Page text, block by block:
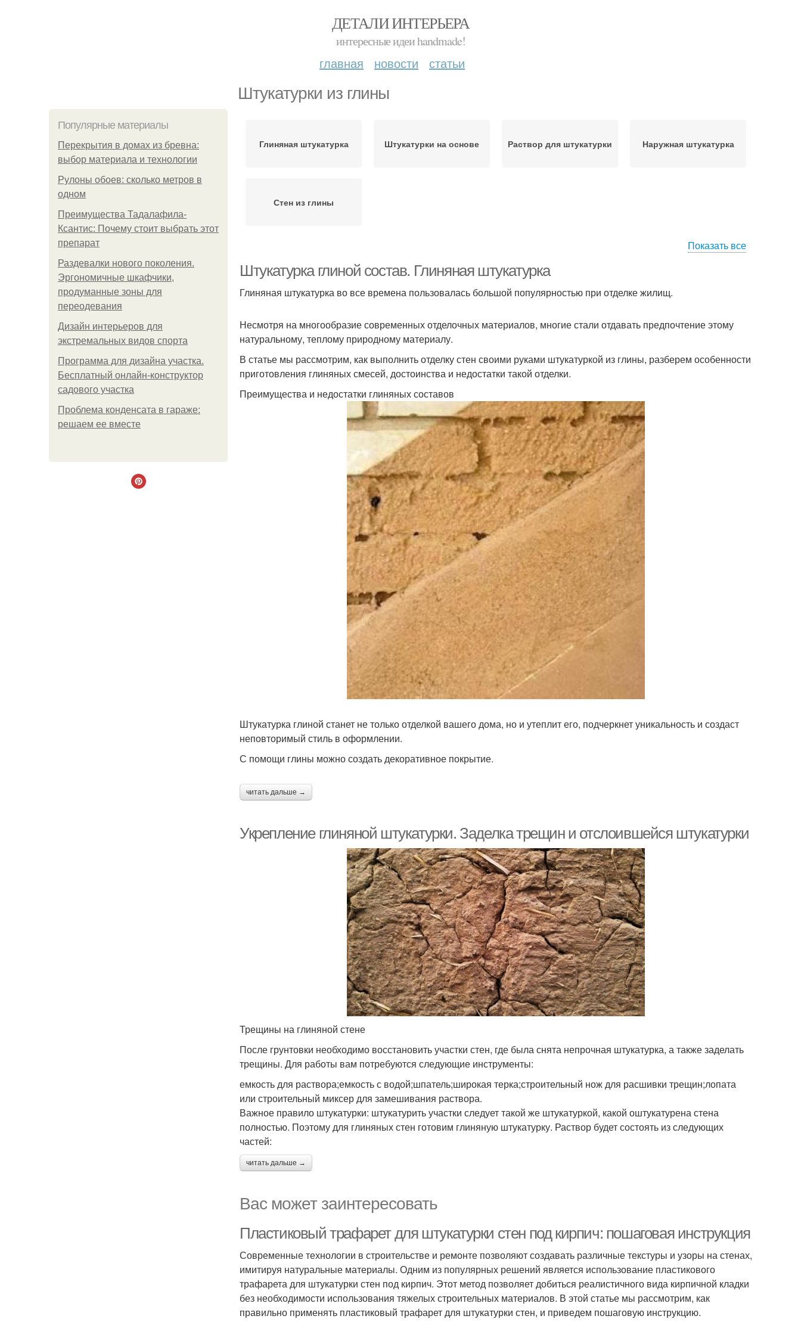
ДЕТАЛИ ИНТЕРЬЕРА
интересные идеи handmade!
главная новости статьи
Штукатурки из глины
Популярные материалы
Перекрытия в домах из бревна:
выбор материала и технологии
Рулоны обоев: сколько метров в
одном
Преимущества Тадалафила-
Ксантис: Почему стоит выбрать этот
препарат
Раздевалки нового поколения.
Эргономичные шкафчики,
продуманные зоны для
переодевания
Дизайн интерьеров для
экстремальных видов спорта
Программа для дизайна участка.
Бесплатный онлайн-конструктор
садового участка
Проблема конденсата в гараже:
решаем ее вместе
Глиняная штукатурка Штукатурки на основе Раствор для штукатурки Наружная штукатурка
Стен из глины
Показать все
Штукатурка глиной состав. Глиняная штукатурка
Глиняная штукатурка во все времена пользовалась большой популярностью при отделке жилищ.
Несмотря на многообразие современных отделочных материалов, многие стали отдавать предпочтение этому
натуральному, теплому природному материалу.
В статье мы рассмотрим, как выполнить отделку стен своими руками штукатуркой из глины, разберем особенности
приготовления глиняных смесей, достоинства и недостатки такой отделки.
Преимущества и недостатки глиняных составов
Штукатурка глиной станет не только отделкой вашего дома, но и утеплит его, подчеркнет уникальность и создаст
неповторимый стиль в оформлении.
С помощи глины можно создать декоративное покрытие.
читать дальше →
Укрепление глиняной штукатурки. Заделка трещин и отслоившейся штукатурки
Трещины на глиняной стене
После грунтовки необходимо восстановить участки стен, где была снята непрочная штукатурка, а также заделать
трещины. Для работы вам потребуются следующие инструменты:
емкость для раствора;емкость с водой;шпатель;широкая терка;строительный нож для расшивки трещин;лопата
или строительный миксер для замешивания раствора.
Важное правило штукатурки: штукатурить участки следует такой же штукатуркой, какой оштукатурена стена
полностью. Поэтому для глиняных стен готовим глиняную штукатурку. Раствор будет состоять из следующих
частей:
читать дальше →
Вас может заинтересовать
Пластиковый трафарет для штукатурки стен под кирпич: пошаговая инструкция
Современные технологии в строительстве и ремонте позволяют создавать различные текстуры и узоры на стенах,
имитируя натуральные материалы. Одним из популярных решений является использование пластикового
трафарета для штукатурки стен под кирпич. Этот метод позволяет добиться реалистичного вида кирпичной кладки
без необходимости использования тяжелых строительных материалов. В этой статье мы рассмотрим, как
правильно применять пластиковый трафарет для штукатурки стен, и приведем пошаговую инструкцию.